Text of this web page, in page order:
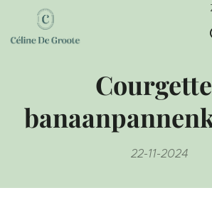
22-11-2024